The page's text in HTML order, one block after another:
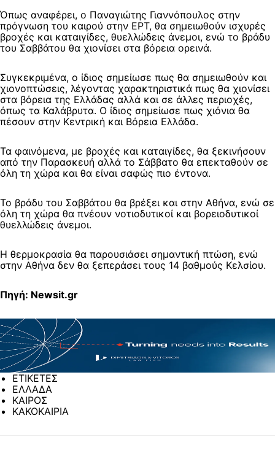
Όπως αναφέρει, ο Παναγιώτης Γιαννόπουλος στην
πρόγνωση του καιρού στην ΕΡΤ, θα σημειωθούν ισχυρές
βροχές και καταιγίδες, θυελλώδεις άνεμοι, ενώ το βράδυ
του Σαββάτου θα χιονίσει στα βόρεια ορεινά.
Συγκεκριμένα, ο ίδιος σημείωσε πως θα σημειωθούν και
χιονοπτώσεις, λέγοντας χαρακτηριστικά πως θα χιονίσει
στα βόρεια της Ελλάδας αλλά και σε άλλες περιοχές,
όπως τα Καλάβρυτα. Ο ίδιος σημείωσε πως χιόνια θα
πέσουν στην Κεντρική και Βόρεια Ελλάδα.
Τα φαινόμενα, με βροχές και καταιγίδες, θα ξεκινήσουν
από την Παρασκευή αλλά το Σάββατο θα επεκταθούν σε
όλη τη χώρα και θα είναι σαφώς πιο έντονα.
Το βράδυ του Σαββάτου θα βρέξει και στην Αθήνα, ενώ σε
όλη τη χώρα θα πνέουν νοτιοδυτικοί και βορειοδυτικοί
θυελλώδεις άνεμοι.
Η θερμοκρασία θα παρουσιάσει σημαντική πτώση, ενώ
στην Αθήνα δεν θα ξεπεράσει τους 14 βαθμούς Κελσίου.
Πηγή: Newsit.gr
ΕΤΙΚΕΤΕΣ
ΕΛΛΑΔΑ
ΚΑΙΡΟΣ
ΚΑΚΟΚΑΙΡΙΑ